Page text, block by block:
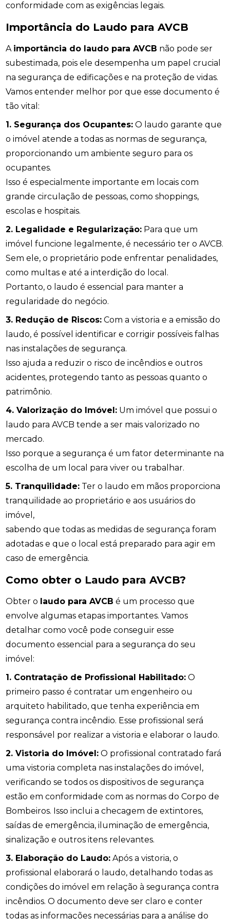
conformidade com as exigências legais.
Importância do Laudo para AVCB
A importância do laudo para AVCB não pode ser
subestimada, pois ele desempenha um papel crucial
na segurança de edificações e na proteção de vidas.
Vamos entender melhor por que esse documento é
tão vital:
1. Segurança dos Ocupantes: O laudo garante que
o imóvel atende a todas as normas de segurança,
proporcionando um ambiente seguro para os
ocupantes.
Isso é especialmente importante em locais com
grande circulação de pessoas, como shoppings,
escolas e hospitais.
2. Legalidade e Regularização: Para que um
imóvel funcione legalmente, é necessário ter o AVCB.
Sem ele, o proprietário pode enfrentar penalidades,
como multas e até a interdição do local.
Portanto, o laudo é essencial para manter a
regularidade do negócio.
3. Redução de Riscos: Com a vistoria e a emissão do
laudo, é possível identificar e corrigir possíveis falhas
nas instalações de segurança.
Isso ajuda a reduzir o risco de incêndios e outros
acidentes, protegendo tanto as pessoas quanto o
patrimônio.
4. Valorização do Imóvel: Um imóvel que possui o
laudo para AVCB tende a ser mais valorizado no
mercado.
Isso porque a segurança é um fator determinante na
escolha de um local para viver ou trabalhar.
5. Tranquilidade: Ter o laudo em mãos proporciona
tranquilidade ao proprietário e aos usuários do
imóvel,
sabendo que todas as medidas de segurança foram
adotadas e que o local está preparado para agir em
caso de emergência.
Como obter o Laudo para AVCB?
Obter o laudo para AVCB é um processo que
envolve algumas etapas importantes. Vamos
detalhar como você pode conseguir esse
documento essencial para a segurança do seu
imóvel:
1. Contratação de Profissional Habilitado: O
primeiro passo é contratar um engenheiro ou
arquiteto habilitado, que tenha experiência em
segurança contra incêndio. Esse profissional será
responsável por realizar a vistoria e elaborar o laudo.
2. Vistoria do Imóvel: O profissional contratado fará
uma vistoria completa nas instalações do imóvel,
verificando se todos os dispositivos de segurança
estão em conformidade com as normas do Corpo de
Bombeiros. Isso inclui a checagem de extintores,
saídas de emergência, iluminação de emergência,
sinalização e outros itens relevantes.
3. Elaboração do Laudo: Após a vistoria, o
profissional elaborará o laudo, detalhando todas as
condições do imóvel em relação à segurança contra
incêndios. O documento deve ser claro e conter
todas as informações necessárias para a análise do